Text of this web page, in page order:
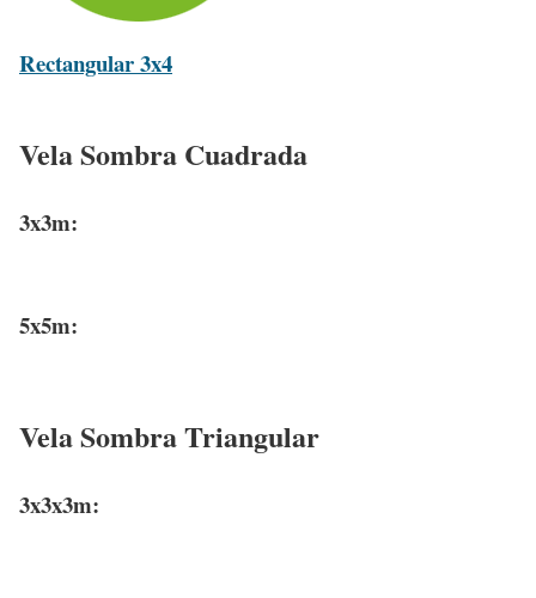
Rectangular 3x4
Vela Sombra Cuadrada
3x3m:
5x5m:
Vela Sombra Triangular
3x3x3m: